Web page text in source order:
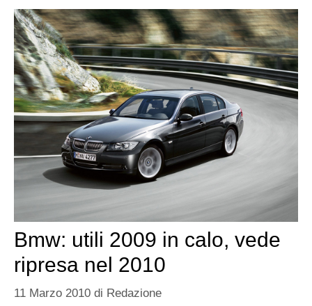
Bmw: utili 2009 in calo, vede
ripresa nel 2010
11 Marzo 2010 di Redazione